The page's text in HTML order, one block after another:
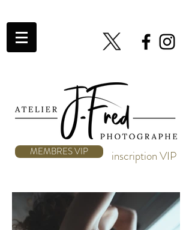
MEMBRES VIP inscription VIP